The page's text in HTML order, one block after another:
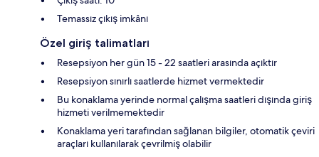
Temassız çıkış imkânı
Özel giriş talimatları
Resepsiyon her gün 15 - 22 saatleri arasında açıktır
Resepsiyon sınırlı saatlerde hizmet vermektedir
Bu konaklama yerinde normal çalışma saatleri dışında giriş
hizmeti verilmemektedir
Konaklama yeri tarafından sağlanan bilgiler, otomatik çeviri
araçları kullanılarak çevrilmiş olabilir